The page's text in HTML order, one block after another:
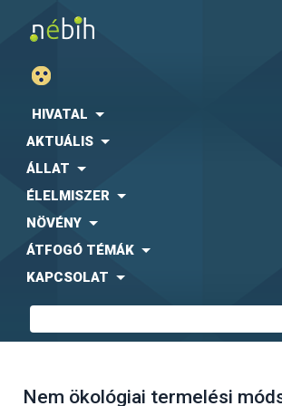
HIVATAL
AKTUÁLIS
ÁLLAT
ÉLELMISZER
NÖVÉNY
ÁTFOGÓ TÉMÁK
KAPCSOLAT
Nem ökológiai termelési